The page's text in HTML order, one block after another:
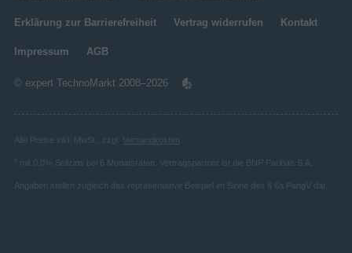
Erklärung zur Barrierefreiheit Vertrag widerrufen Kontakt
Impressum AGB
© expert TechnoMarkt 2008–2026
Alle Preise inkl. MwSt., zzgl. Versandkosten
mit 0,0% Sollzins bei 6 Monatsraten. Vertragspartner ist die BNP Paribas S.A.
Angaben stellen zugleich das repräsentative Beispiel im Sinne des § 6a PangV dar.